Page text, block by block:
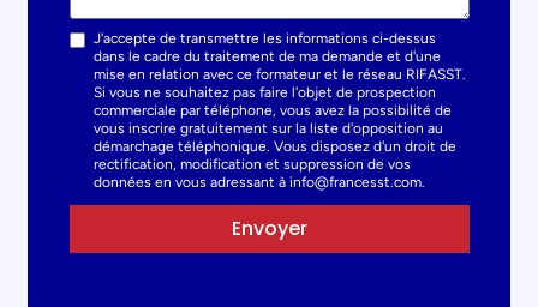
J'accepte de transmettre les informations ci-dessus
dans le cadre du traitement de ma demande et d'une
mise en relation avec ce formateur et le réseau RIFASST.
Si vous ne souhaitez pas faire l'objet de prospection
commerciale par téléphone, vous avez la possibilité de
vous inscrire gratuitement sur la liste d'opposition au
démarchage téléphonique. Vous disposez d'un droit de
rectification, modification et suppression de vos
données en vous adressant à info@francesst.com.
Envoyer